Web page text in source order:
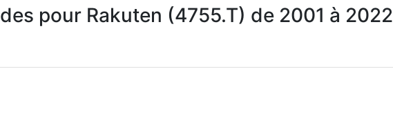
pour Rakuten (4755.T) de 2001 à 2022